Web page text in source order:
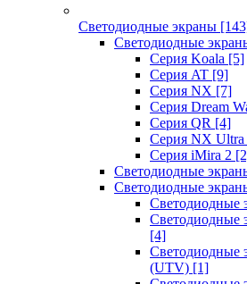
Светодиодные экраны
Светодиодные
Cерия Koala [5]
Серия AT [9]
Серия NX [7]
Серия Dream
Серия QR [4]
Серия NX Ultra
Серия iMira 2
Светодиодные
Светодиодные
Светодиодные
Светодиодные
[4]
Светодиодные
(UTV) [1]